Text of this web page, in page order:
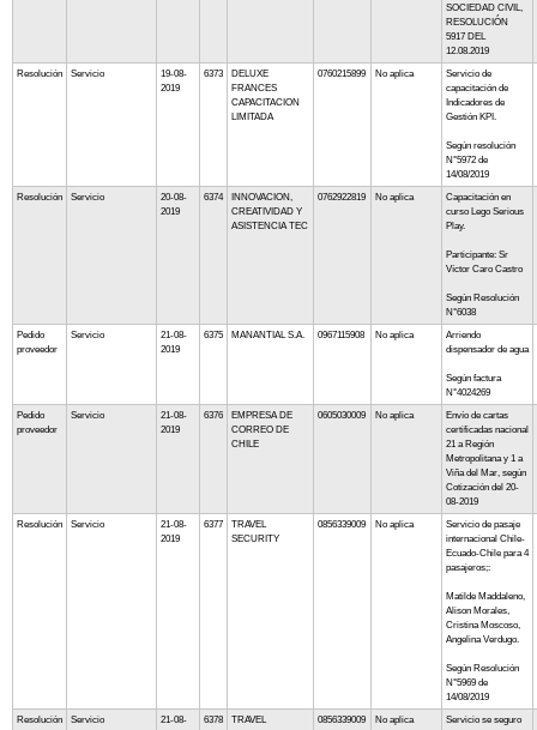
SOCIEDAD CIVIL,
RESOLUCIÓN
5917 DEL
12.08.2019
Resolución Servicio
19-08-
2019
6373
DELUXE
FRANCES
CAPACITACION
LIMITADA
0760215899 No aplica
Servicio de
capacitación de
Indicadores de
Gestión KPI.
Según resolución
N°5972 de
14/08/2019
Resolución Servicio
20-08-
2019
6374
INNOVACION,
CREATIVIDAD Y
ASISTENCIA TEC
0762922819 No aplica
Capacitación en
curso Lego Serious
Play.
Participante: Sr
Víctor Caro Castro
Según Resolución
N°6038
Pedido
proveedor
Servicio
21-08-
2019
6375 MANANTIAL S.A. 0967115908 No aplica
Arriendo
dispensador de agua
Según factura
N°4024269
Pedido
proveedor
Servicio
21-08-
2019
6376
EMPRESA DE
CORREO DE
CHILE
0605030009 No aplica
Envío de cartas
certificadas nacional
21 a Región
Metropolitana y 1 a
Viña del Mar, según
Cotización del 20-
08-2019
Resolución Servicio
21-08-
2019
6377
TRAVEL
SECURITY
0856339009 No aplica
Servicio de pasaje
internacional Chile-
Ecuado-Chile para 4
pasajeros;:
Matilde Maddaleno,
Alison Morales,
Cristina Moscoso,
Angelina Verdugo.
Según Resolución
N°5969 de
14/08/2019
Resolución Servicio
21-08-
6378
TRAVEL
0856339009 No aplica
Servicio se seguro